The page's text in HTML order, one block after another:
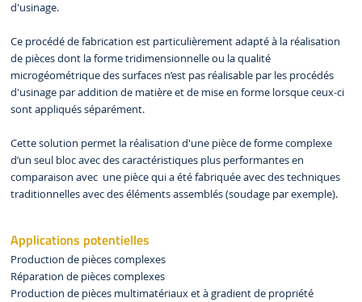
d'usinage.
Ce procédé de fabrication est particulièrement adapté à la réalisation
de pièces dont la forme tridimensionnelle ou la qualité
microgéométrique des surfaces n’est pas réalisable par les procédés
d'usinage par addition de matière et de mise en forme lorsque ceux-ci
sont appliqués séparément.
Cette solution permet la réalisation d'une pièce de forme complexe
d’un seul bloc avec des caractéristiques plus performantes en
comparaison avec une pièce qui a été fabriquée avec des techniques
traditionnelles avec des éléments assemblés (soudage par exemple).
Applications potentielles
Production de pièces complexes
Réparation de pièces complexes
Production de pièces multimatériaux et à gradient de propriété